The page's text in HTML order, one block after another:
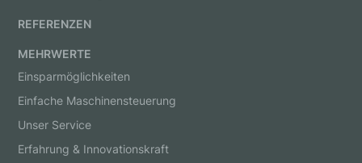
REFERENZEN
MEHRWERTE
Einsparmöglichkeiten
Einfache Maschinensteuerung
Unser Service
Erfahrung & Innovationskraft